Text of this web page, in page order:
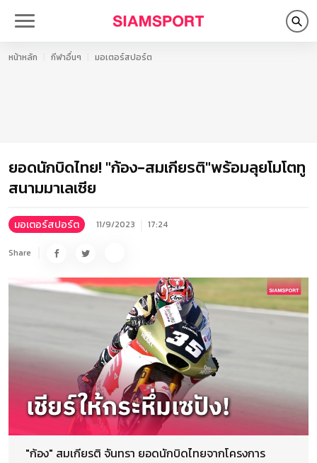
หน้าหลัก กีฬาอื่นๆ มอเตอร์สปอร์ต
ยอดนักบิดไทย! "ก้อง-สมเกียรติ"พร้อมลุยโมโตทู
สนามมาเลเซีย
มอเตอร์สปอร์ต 11/9/2023 17:24
Share
"ก้อง" สมเกียรติ จันทรา ยอดนักบิดไทยจากโครงการ